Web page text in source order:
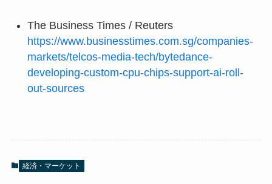
The Business Times / Reuters
https://www.businesstimes.com.sg/companies-
markets/telcos-media-tech/bytedance-
developing-custom-cpu-chips-support-ai-roll-
out-sources
経済・マーケット